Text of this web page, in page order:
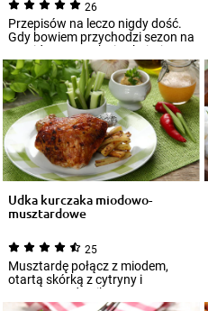
26
Przepisów na leczo nigdy dość.
Gdy bowiem przychodzi sezon na
pomidory, paprykę i cuknie, jemy
je...
Udka kurczaka miodowo-
musztardowe
25
Musztardę połącz z miodem,
otartą skórką z cytryny i
Przyprawą do pikantnego
kurczaka Knorr, któr...